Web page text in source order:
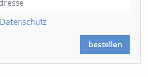
Datenschutz
bestellen